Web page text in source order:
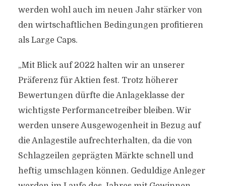
werden wohl auch im neuen Jahr stärker von
den wirtschaftlichen Bedingungen profitieren
als Large Caps.
„Mit Blick auf 2022 halten wir an unserer
Präferenz für Aktien fest. Trotz höherer
Bewertungen dürfte die Anlageklasse der
wichtigste Performancetreiber bleiben. Wir
werden unsere Ausgewogenheit in Bezug auf
die Anlagestile aufrechterhalten, da die von
Schlagzeilen geprägten Märkte schnell und
heftig umschlagen können. Geduldige Anleger